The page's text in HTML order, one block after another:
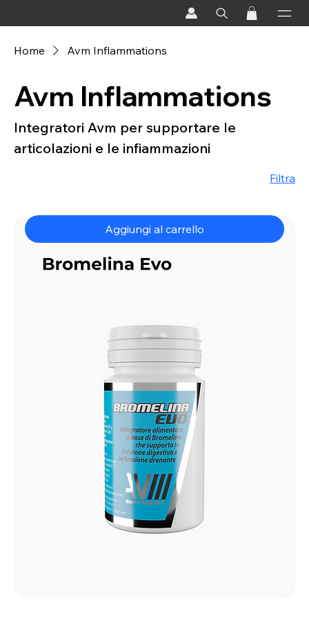
Home Avm Inflammations
Avm Inflammations
Integratori Avm per supportare le
articolazioni e le infiammazioni
Filtra
Aggiungi al carrello